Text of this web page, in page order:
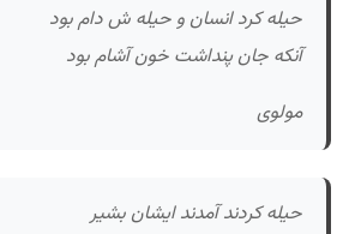
حیله کرد انسان و حیله ش دام بود
آنکه جان پنداشت خون آشام بود
مولوی
حیله کردند آمدند ایشان بشیر